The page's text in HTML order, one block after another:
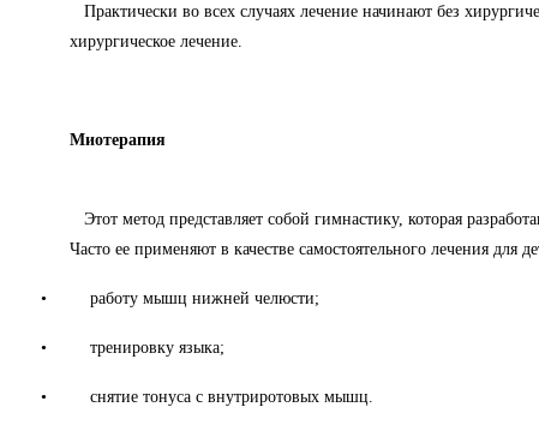
Практически во всех случаях лечение начинают без
хирургическое лечение.
Миотерапия
Этот метод представляет собой гимнастику, которая
Часто ее применяют в качестве самостоятельного лечения для
• работу мышц нижней челюсти;
• тренировку языка;
• снятие тонуса с внутриротовых мышц.